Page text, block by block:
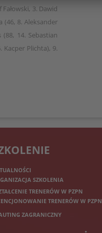
3. Dawid
(46, 8. Aleksander
14. Sebastian
Kacper Plichta), 9.
SZKOLENIA
TRENERÓW W PZPN
TRENERÓW W PZPN
ZAGRANICZNY